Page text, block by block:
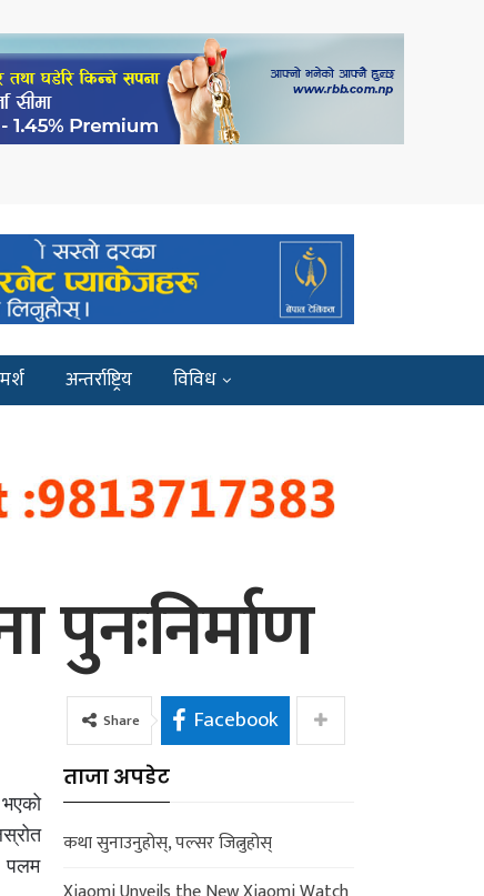
अन्तर्राष्ट्रिय
विविध
Share Facebook
पलम
ताजा अपडेट
कथा सुनाउनुहोस्, पल्सर जित्नुहोस्